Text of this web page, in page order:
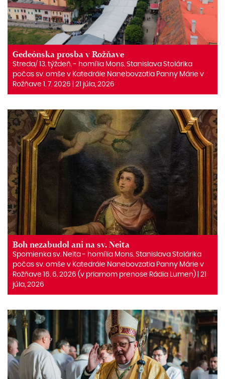
Gedeónska prosba v Rožňave
Streda/ 13. týždeň. ‒ homília Mons. Stanislava Stolárika
počas sv. omše v Katedrále Nanebovzatia Panny Márie v
Rožňave 1. 7. 2026 | 21 júla, 2026
Boh nezabudol ani na sv. Neita
Spomienka sv. Neita ‒ homília Mons. Stanislava Stolárika
počas sv. omše v Katedrále Nanebovzatia Panny Márie v
Rožňave 16. 6. 2026 (v priamom prenose Rádia Lumen) | 21
júla, 2026